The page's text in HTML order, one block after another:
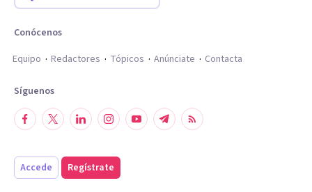
Conócenos
Equipo
Redactores Tópicos Anúnciate Contacta
Síguenos
Accede Regístrate